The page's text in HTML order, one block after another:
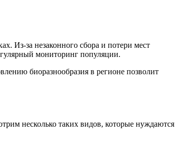
Из-за незаконного сбора и потери мест
мониторинг популяции.
биоразнообразия в регионе позволит
несколько таких видов, которые нуждаются